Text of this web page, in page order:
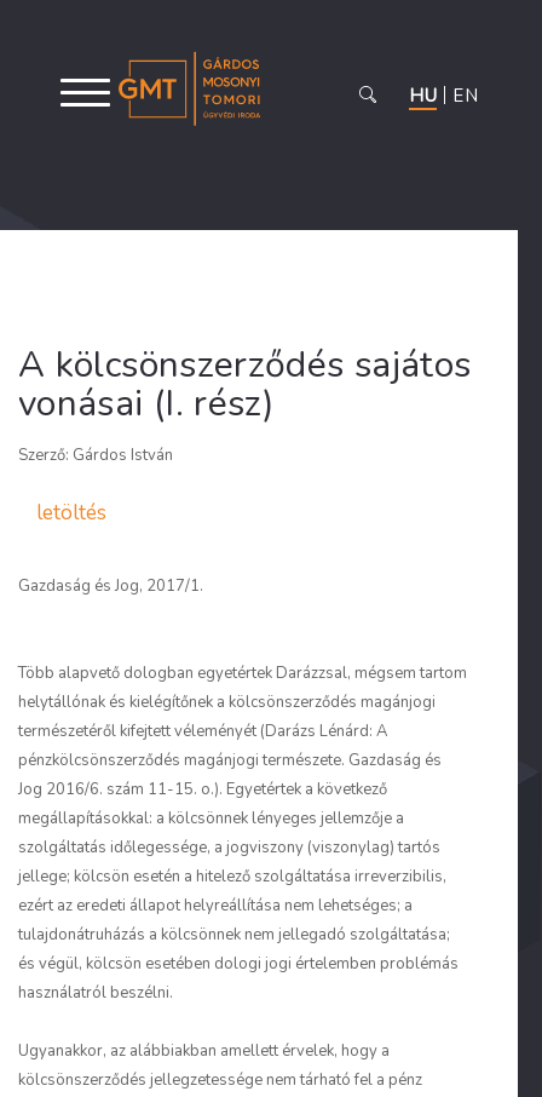
HU EN
A kölcsönszerződés sajátos
vonásai (I. rész)
Szerző: Gárdos István
letöltés
Gazdaság és Jog, 2017/1.
Több alapvető dologban egyetértek Darázzsal, mégsem tartom
helytállónak és kielégítőnek a kölcsönszerződés magánjogi
természetéről kifejtett véleményét (Darázs Lénárd: A
pénzkölcsönszerződés magánjogi természete. Gazdaság és
Jog 2016/6. szám 11-15. o.). Egyetértek a következő
megállapításokkal: a kölcsönnek lényeges jellemzője a
szolgáltatás időlegessége, a jogviszony (viszonylag) tartós
jellege; kölcsön esetén a hitelező szolgáltatása irreverzibilis,
ezért az eredeti állapot helyreállítása nem lehetséges; a
tulajdonátruházás a kölcsönnek nem jellegadó szolgáltatása;
és végül, kölcsön esetében dologi jogi értelemben problémás
használatról beszélni.
Ugyanakkor, az alábbiakban amellett érvelek, hogy a
kölcsönszerződés jellegzetessége nem tárható fel a pénz